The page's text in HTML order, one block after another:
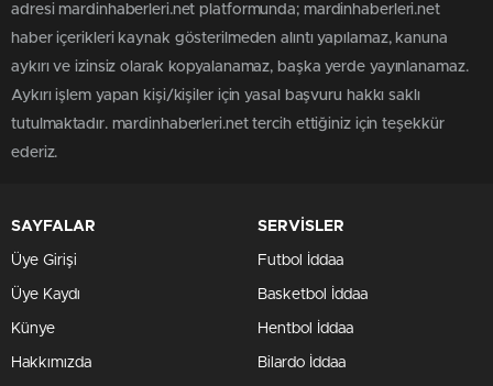
adresi mardinhaberleri.net platformunda; mardinhaberleri.net
haber içerikleri kaynak gösterilmeden alıntı yapılamaz, kanuna
aykırı ve izinsiz olarak kopyalanamaz, başka yerde yayınlanamaz.
Aykırı işlem yapan kişi/kişiler için yasal başvuru hakkı saklı
tutulmaktadır. mardinhaberleri.net tercih ettiğiniz için teşekkür
ederiz.
SAYFALAR
Üye Girişi
Üye Kaydı
Künye
Hakkımızda
SERVİSLER
Futbol İddaa
Basketbol İddaa
Hentbol İddaa
Bilardo İddaa